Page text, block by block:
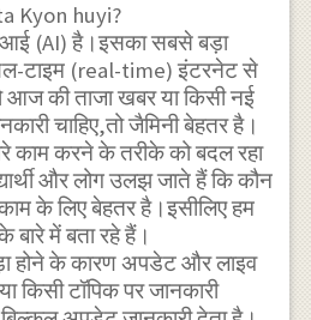
Kyon huyi?
(AI) है।इसका सबसे बड़ा
टाइम (real-time) इंटरनेट से
की ताजा खबर या किसी नई
चाहिए,तो जैमिनी बेहतर है।
काम करने के तरीके को बदल रहा
और लोग उलझ जाते हैं कि कौन
के लिए बेहतर है।इसीलिए हम
बारे में बता रहे हैं।
होने के कारण अपडेट और लाइव
किसी टॉपिक पर जानकारी